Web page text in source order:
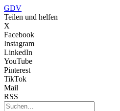
GDV
Teilen und helfen
X
Facebook
Instagram
LinkedIn
YouTube
Pinterest
TikTok
Mail
RSS